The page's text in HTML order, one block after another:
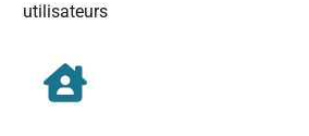
utilisateurs